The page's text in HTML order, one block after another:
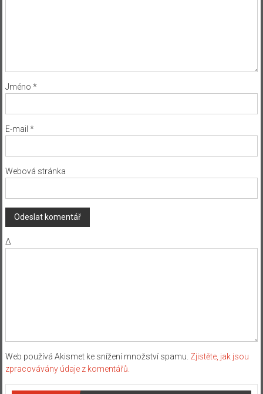
Jméno *
E-mail *
Webová stránka
Δ
Web používá Akismet ke snížení množství spamu. Zjistěte, jak jsou
zpracovávány údaje z komentářů.